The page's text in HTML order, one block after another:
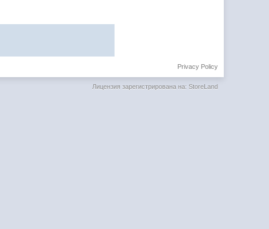
Privacy Policy
Лицензия зарегистрирована на: StoreLand